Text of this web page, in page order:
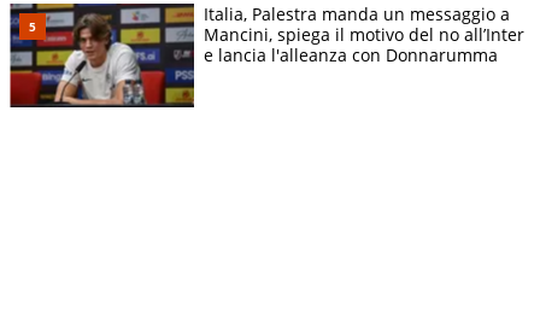
Italia, Palestra manda un messaggio a
Mancini, spiega il motivo del no all’Inter
e lancia l'alleanza con Donnarumma